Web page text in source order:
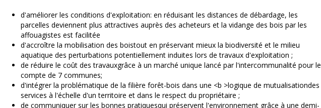
d'améliorer les conditions d'exploitation: en réduisant les distances de débardage, les
parcelles deviennent plus attractives auprès des acheteurs et la vidange des bois par les
affouagistes est facilitée
d'accroître la mobilisation des boistout en préservant mieux la biodiversité et le milieu
aquatique des perturbations potentiellement induites lors de travaux d'exploitation ;
de réduire le coût des travauxgrâce à un marché unique lancé par l'intercommunalité pour le
compte de 7 communes;
d'intégrer la problématique de la filière forêt-bois dans une <b >logique de mutualisationdes
services à l'échelle d'un territoire et dans le respect du propriétaire ;
de communiquer sur les bonnes pratiquesqui préservent l'environnement grâce à une demi-